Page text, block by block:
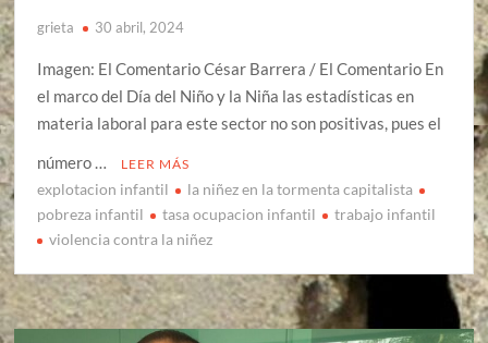
grieta 30 abril, 2024
Imagen: El Comentario César Barrera / El Comentario En
el marco del Día del Niño y la Niña las estadísticas en
materia laboral para este sector no son positivas, pues el
número …
LEER MÁS
explotacion infantil
la niñez en la tormenta capitalista
pobreza infantil
tasa ocupacion infantil
trabajo infantil
violencia contra la niñez